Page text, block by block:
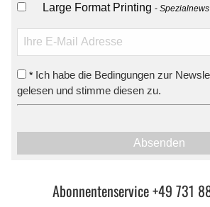
Large Format Printing
* Ich habe die Bedingungen zur
gelesen und stimme diesen zu.
Absenden
Abonnentenservice +49 731